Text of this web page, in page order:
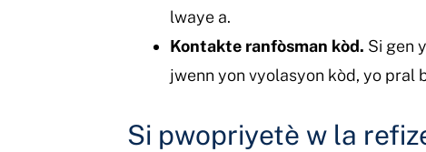
lwaye a.
Kontakte ranfòsman kòd. Si gen
jwenn yon vyolasyon kòd, yo pral
Si pwopriyetè w la